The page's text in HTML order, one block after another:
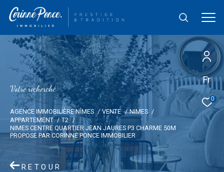
Fr
0
Votre recherche
AGENCE IMMOBILIÈRE NÎMES VENTE
NIMES
APPARTEMENT
T2
NIMES CENTRE QUARTIER JEAN JAURES P3 CHARME 50M
PROPOSE PAR CORINNE PONCE IMMOBILIER
RETOUR